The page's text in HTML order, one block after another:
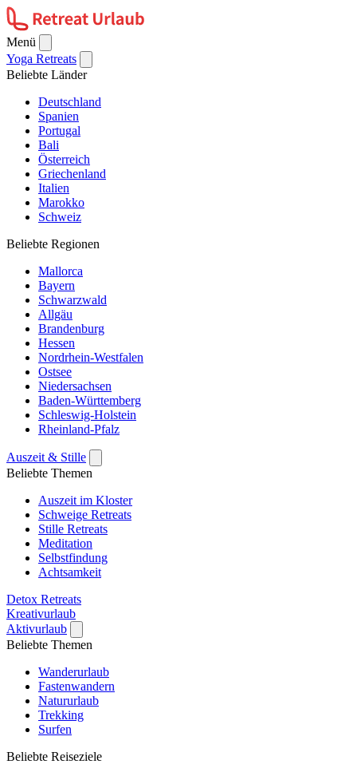
Menü
Yoga Retreats
Beliebte Länder
Deutschland
Spanien
Portugal
Bali
Österreich
Griechenland
Italien
Marokko
Schweiz
Beliebte Regionen
Mallorca
Bayern
Schwarzwald
Allgäu
Brandenburg
Hessen
Nordrhein-Westfalen
Ostsee
Niedersachsen
Baden-Württemberg
Schleswig-Holstein
Rheinland-Pfalz
Auszeit & Stille
Beliebte Themen
Auszeit im Kloster
Schweige Retreats
Stille Retreats
Meditation
Selbstfindung
Achtsamkeit
Detox Retreats
Kreativurlaub
Aktivurlaub
Beliebte Themen
Wanderurlaub
Fastenwandern
Natururlaub
Trekking
Surfen
Beliebte Reiseziele